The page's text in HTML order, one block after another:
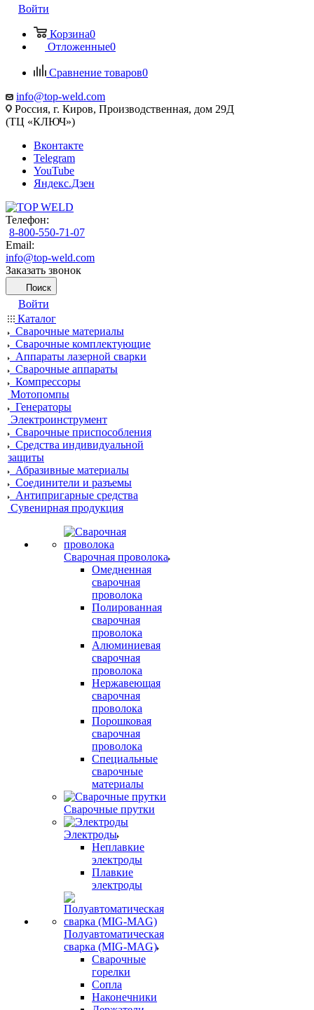
Войти
Корзина0
Отложенные0
Сравнение товаров0
info@top-weld.com
Россия, г. Киров, Производственная, дом 29Д
(ТЦ «КЛЮЧ»)
Вконтакте
Telegram
YouTube
Яндекс.Дзен
Телефон:
8-800-550-71-07
Email:
info@top-weld.com
Заказать звонок
Поиск
Войти
Каталог
Сварочные материалы
Сварочные комплектующие
Аппараты лазерной сварки
Сварочные аппараты
Компрессоры
Мотопомпы
Генераторы
Электроинструмент
Сварочные приспособления
Средства индивидуальной
защиты
Абразивные материалы
Соединители и разъемы
Антипригарные средства
Сувенирная продукция
Сварочная проволока
Омедненная
сварочная
проволока
Полированная
сварочная
проволока
Алюминиевая
сварочная
проволока
Нержавеющая
сварочная
проволока
Порошковая
сварочная
проволока
Специальные
сварочные
материалы
Сварочные прутки
Электроды
Неплавкие
электроды
Плавкие
электроды
Полуавтоматическая
сварка (MIG-MAG)
Сварочные
горелки
Сопла
Наконечники